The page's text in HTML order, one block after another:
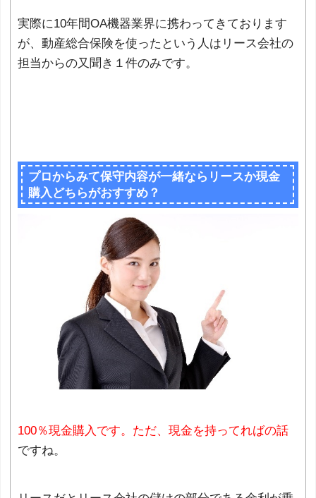
実際に10年間OA機器業界に携わってきております
が、動産総合保険を使ったという人はリース会社の
担当からの又聞き１件のみです。
プロからみて保守内容が一緒ならリースか現金
購入どちらがおすすめ？
100％現金購入です。ただ、現金を持ってればの話
ですね。